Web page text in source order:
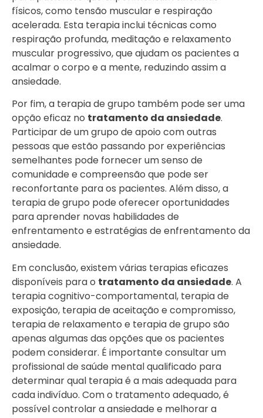
físicos, como tensão muscular e respiração
acelerada. Esta terapia inclui técnicas como
respiração profunda, meditação e relaxamento
muscular progressivo, que ajudam os pacientes a
acalmar o corpo e a mente, reduzindo assim a
ansiedade.
Por fim, a terapia de grupo também pode ser uma
opção eficaz no tratamento da ansiedade.
Participar de um grupo de apoio com outras
pessoas que estão passando por experiências
semelhantes pode fornecer um senso de
comunidade e compreensão que pode ser
reconfortante para os pacientes. Além disso, a
terapia de grupo pode oferecer oportunidades
para aprender novas habilidades de
enfrentamento e estratégias de enfrentamento da
ansiedade.
Em conclusão, existem várias terapias eficazes
disponíveis para o tratamento da ansiedade. A
terapia cognitivo-comportamental, terapia de
exposição, terapia de aceitação e compromisso,
terapia de relaxamento e terapia de grupo são
apenas algumas das opções que os pacientes
podem considerar. É importante consultar um
profissional de saúde mental qualificado para
determinar qual terapia é a mais adequada para
cada indivíduo. Com o tratamento adequado, é
possível controlar a ansiedade e melhorar a